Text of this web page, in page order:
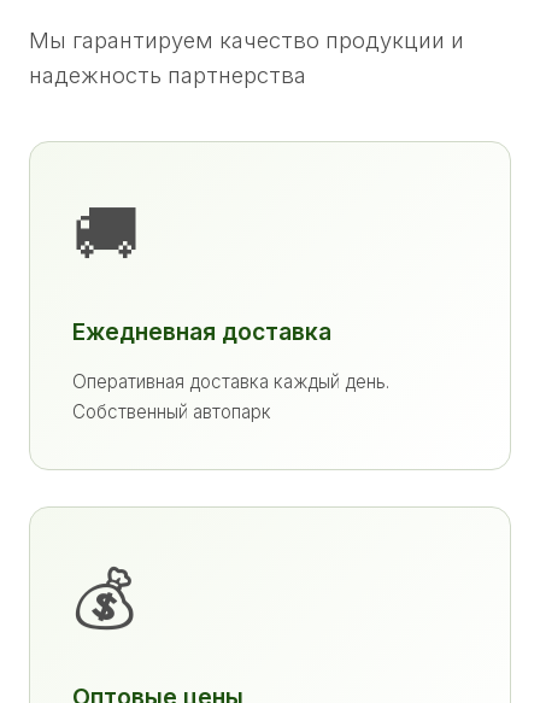
Мы гарантируем качество продукции и
надежность партнерства
🚚
Ежедневная доставка
Оперативная доставка каждый день.
Собственный автопарк
💰
Оптовые цены